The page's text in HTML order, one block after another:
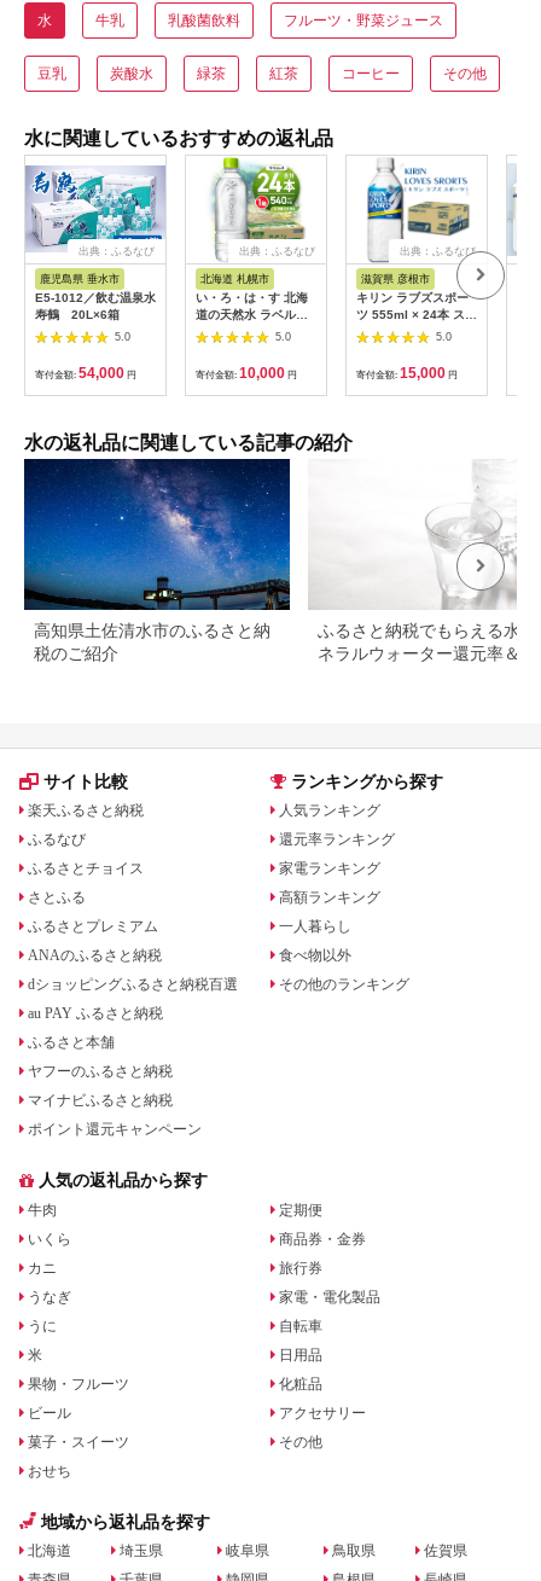
水 牛乳 乳酸菌飲料 フルーツ・野菜ジュース
豆乳 炭酸水 緑茶 紅茶 コーヒー その他
水に関連しているおすすめの返礼品
出典：ふるなび
鹿児島県 垂水市
E5-1012／飲む温泉水
寿鶴 20L×6箱
5.0
寄付金額: 54,000 円
出典：ふるなび
北海道 札幌市
い・ろ・は・す 北海
道の天然水 ラベルレ
ス 540mlPET×24本
5.0
寄付金額: 10,000 円
出典：ふるなび
滋賀県 彦根市
キリン ラブズスポー
ツ 555ml × 24本 スポ
ーツドリンク
5.0
寄付金額: 15,000 円
水の返礼品に関連している記事の紹介
高知県土佐清水市のふるさと納
税のご紹介
ふるさと納税でもらえる水・
ネラルウォーター還元率＆レ
サイト比較
楽天ふるさと納税
ふるなび
ふるさとチョイス
さとふる
ふるさとプレミアム
ANAのふるさと納税
dショッピングふるさと納税百選
au PAY ふるさと納税
ふるさと本舗
ヤフーのふるさと納税
マイナビふるさと納税
ポイント還元キャンペーン
ランキングから探す
人気ランキング
還元率ランキング
家電ランキング
高額ランキング
一人暮らし
食べ物以外
その他のランキング
人気の返礼品から探す
牛肉
いくら
カニ
うなぎ
うに
米
果物・フルーツ
ビール
菓子・スイーツ
おせち
定期便
商品券・金券
旅行券
家電・電化製品
自転車
日用品
化粧品
アクセサリー
その他
地域から返礼品を探す
北海道
埼玉県
岐阜県
鳥取県
佐賀県